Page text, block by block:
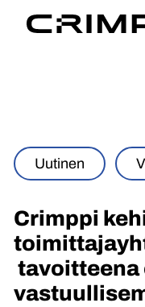
Uutinen
Crimppi
tavoitteena